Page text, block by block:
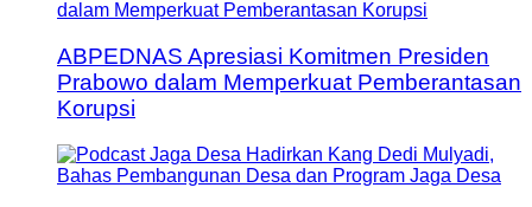
ABPEDNAS Apresiasi Komitmen Presiden
Prabowo dalam Memperkuat Pemberantasan
Korupsi